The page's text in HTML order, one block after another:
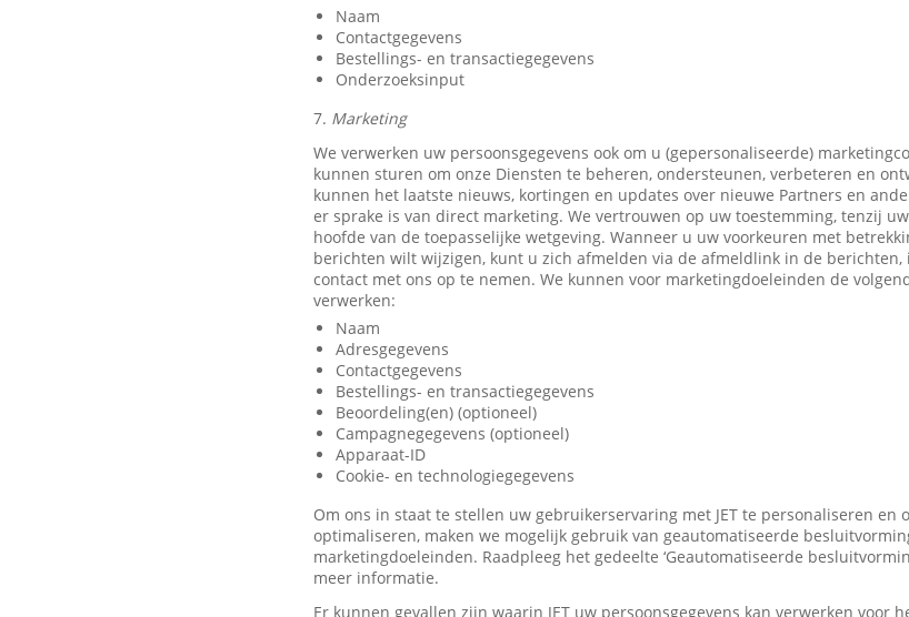
Naam
Contactgegevens
Bestellings- en transactiegegevens
Onderzoeksinput
7. Marketing
We verwerken uw persoonsgegevens ook om u (gepersonaliseerde)
kunnen sturen om onze Diensten te beheren, ondersteunen, verbeteren en
kunnen het laatste nieuws, kortingen en updates over nieuwe Partners en
er sprake is van direct marketing. We vertrouwen op uw toestemming, tenzij
hoofde van de toepasselijke wetgeving. Wanneer u uw voorkeuren met
berichten wilt wijzigen, kunt u zich afmelden via de afmeldlink in de
contact met ons op te nemen. We kunnen voor marketingdoeleinden de
verwerken:
Naam
Adresgegevens
Contactgegevens
Bestellings- en transactiegegevens
Beoordeling(en) (optioneel)
Campagnegegevens (optioneel)
Apparaat-ID
Cookie- en technologiegegevens
Om ons in staat te stellen uw gebruikerservaring met JET te personaliseren en
optimaliseren, maken we mogelijk gebruik van geautomatiseerde
marketingdoeleinden. Raadpleeg het gedeelte ‘Geautomatiseerde
meer informatie.
Er kunnen gevallen zijn waarin JET uw persoonsgegevens kan verwerken voor